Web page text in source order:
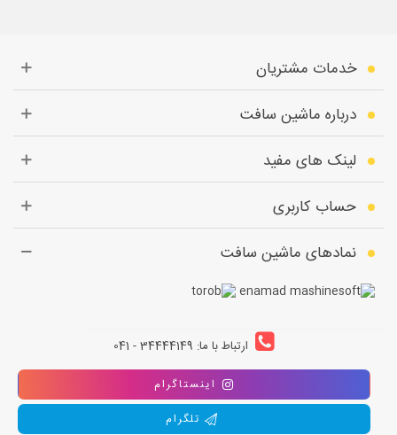
خدمات مشتریان
درباره ماشین سافت
لینک های مفید
حساب کاربری
نمادهای ماشین سافت
ارتباط با ما: 34444149 - 041
اینستاگرام
تلگرام